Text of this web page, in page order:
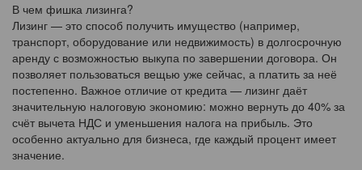
В чем фишка лизинга?
Лизинг — это способ получить имущество (например,
транспорт, оборудование или недвижимость) в долгосрочную
аренду с возможностью выкупа по завершении договора. Он
позволяет пользоваться вещью уже сейчас, а платить за неё
постепенно. Важное отличие от кредита — лизинг даёт
значительную налоговую экономию: можно вернуть до 40% за
счёт вычета НДС и уменьшения налога на прибыль. Это
особенно актуально для бизнеса, где каждый процент имеет
значение.